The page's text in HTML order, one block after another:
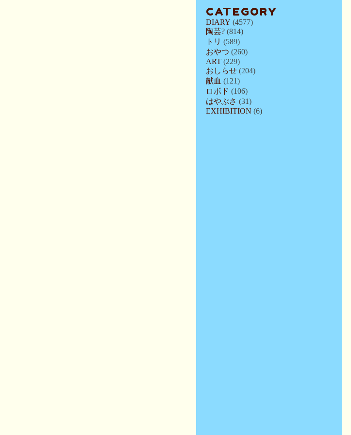
CATEGORY
DIARY (4577)
陶芸? (814)
トリ (589)
おやつ (260)
ART (229)
おしらせ (204)
献血 (121)
ロボド (106)
はやぶさ (31)
EXHIBITION (6)